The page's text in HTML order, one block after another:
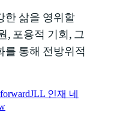
한 삶을 영위할
, 포용적 기회, 그
를 통해 전방위적
JLL 인재 네